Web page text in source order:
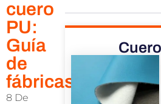
cuero
PU:
Guía
de
fábricas
8 De